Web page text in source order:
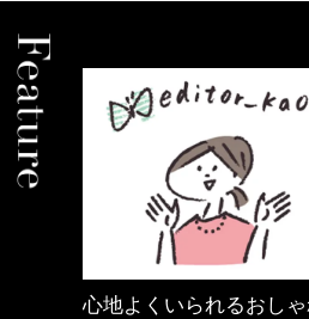
40代の小顔メイク